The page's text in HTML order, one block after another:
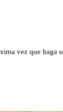
vez que haga